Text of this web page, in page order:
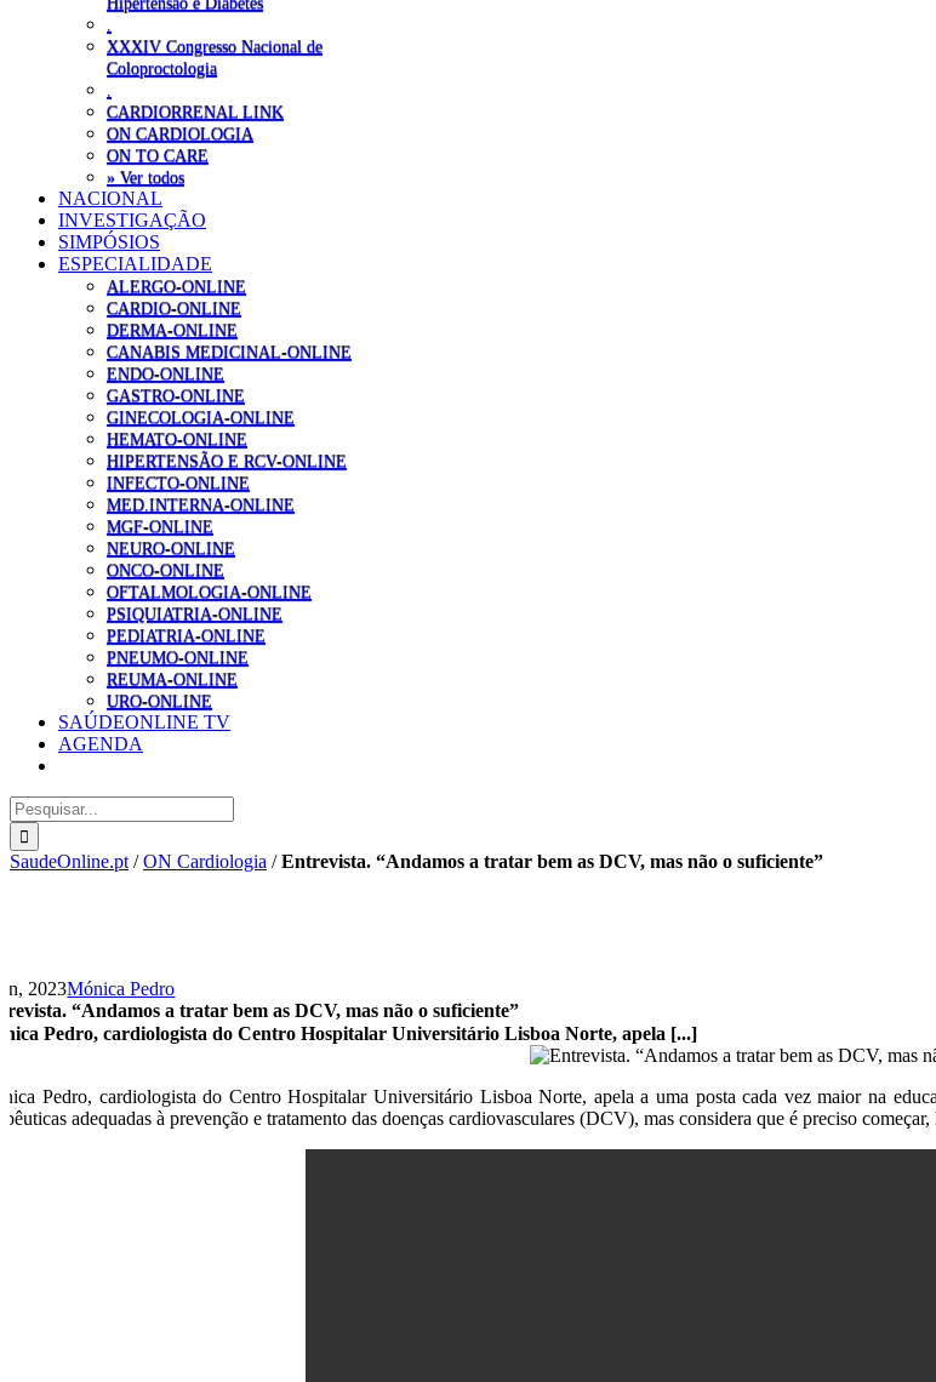
XXXIV Congresso Nacional de
Coloproctologia
CARDIORRENAL LINK
ON CARDIOLOGIA
ON TO CARE
» Ver todos
NACIONAL
INVESTIGAÇÃO
SIMPÓSIOS
ESPECIALIDADE
ALERGO-ONLINE
CARDIO-ONLINE
DERMA-ONLINE
CANABIS MEDICINAL-ONLINE
ENDO-ONLINE
GASTRO-ONLINE
GINECOLOGIA-ONLINE
HEMATO-ONLINE
HIPERTENSÃO E RCV-ONLINE
INFECTO-ONLINE
MED.INTERNA-ONLINE
MGF-ONLINE
NEURO-ONLINE
ONCO-ONLINE
OFTALMOLOGIA-ONLINE
PSIQUIATRIA-ONLINE
PEDIATRIA-ONLINE
PNEUMO-ONLINE
REUMA-ONLINE
URO-ONLINE
SAÚDEONLINE TV
AGENDA
Pesquisar
SaudeOnline.pt /ON Cardiologia /Entrevista. “Andamos a tratar bem as DCV, mas não o suficiente”
2023Mónica Pedro
“Andamos a tratar bem as DCV, mas não o suficiente”
Pedro, cardiologista do Centro Hospitalar Universitário Lisboa Norte, apela [...]
Pedro, cardiologista do Centro Hospitalar Universitário Lisboa Norte, apela a uma posta cada vez maior na
adequadas à prevenção e tratamento das doenças cardiovasculares (DCV), mas considera que é preciso